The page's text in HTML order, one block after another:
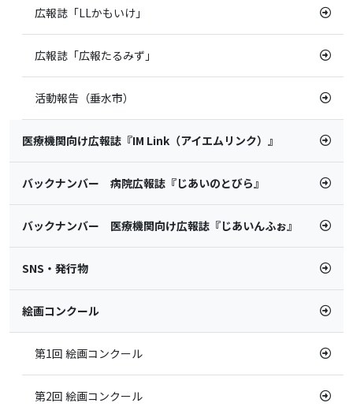
広報誌「LLかもいけ」
広報誌「広報たるみず」
活動報告（垂水市）
医療機関向け広報誌『IM Link（アイエムリンク）』
バックナンバー 病院広報誌『じあいのとびら』
バックナンバー 医療機関向け広報誌『じあいんふぉ』
SNS・発行物
絵画コンクール
第1回 絵画コンクール
第2回 絵画コンクール